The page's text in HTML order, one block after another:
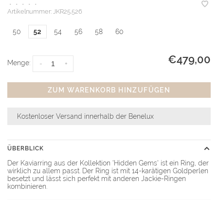
• • • •
•
Artikelnummer: JKR25.526
50 52 54 56 58 60
Menge: +
- €479,00
ZUM WARENKORB HINZUFÜGEN
Kostenloser Versand innerhalb der Benelux
ÜBERBLICK
Der Kaviarring aus der Kollektion 'Hidden Gems' ist ein Ring, der
wirklich zu allem passt. Der Ring ist mit 14-karätigen Goldperlen
besetzt und lässt sich perfekt mit anderen Jackie-Ringen
kombinieren.